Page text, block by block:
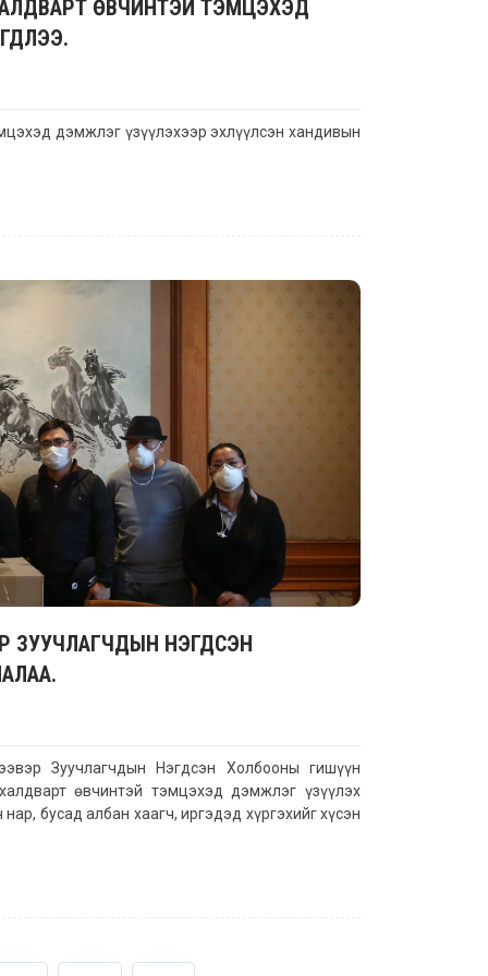
ӨВЧИНТЭЙ ТЭМЦЭХЭД
дэмжлэг үзүүлэхээр эхлүүлсэн хандивын
ЗУУЧЛАГЧДЫН НЭГДСЭН
Зуучлагчдын Нэгдсэн Холбооны гишүүн
өвчинтэй тэмцэхэд дэмжлэг үзүүлэх
бусад албан хаагч, иргэдэд хүргэхийг хүсэн